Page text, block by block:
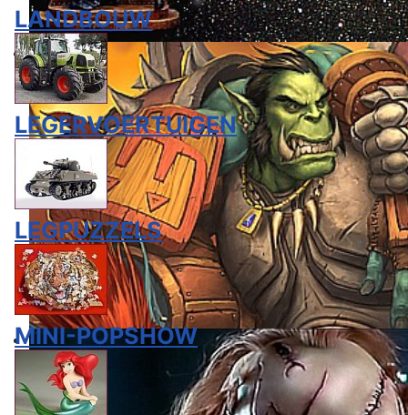
LANDBOUW
LEGERVOERTUIGEN
LEGPUZZELS
MINI-POPSHOW